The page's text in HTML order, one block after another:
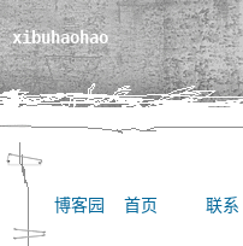
xibuhaohao
博客园 首页 联系